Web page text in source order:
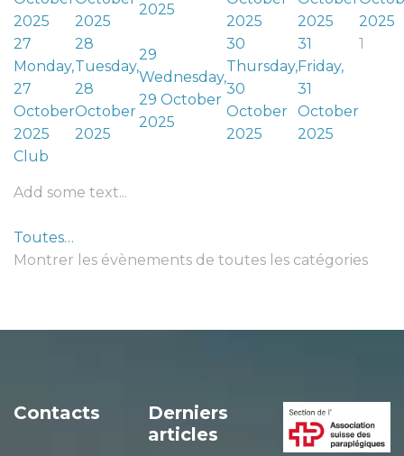
2025
2025
2025
2025
2025
2025
27
Monday,
27
October
2025
28
Tuesday,
28
October
2025
29
Wednesday,
29 October
2025
30
Thursday,
30
October
2025
31
Friday,
31
October
2025
1
Club
Add some text...
Toutes…
Montrer les évènements de toutes les catégories
Contacts
Derniers
articles